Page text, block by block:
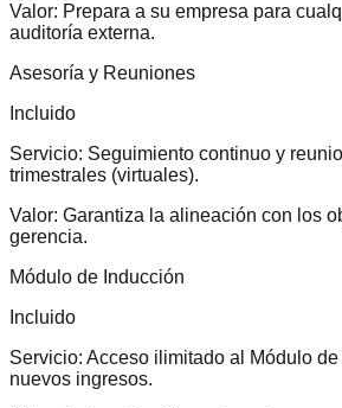
Valor: Prepara a su empresa para
auditoría externa.
Asesoría y Reuniones
Incluido
Servicio: Seguimiento continuo y
trimestrales (virtuales).
Valor: Garantiza la alineación con los
gerencia.
Módulo de Inducción
Incluido
Servicio: Acceso ilimitado al Módulo
nuevos ingresos.